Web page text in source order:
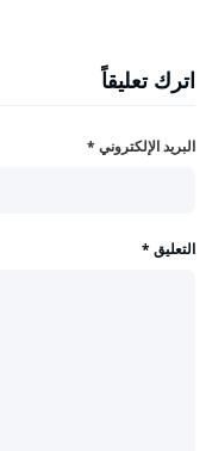
اترك تعليقاً
البريد الإلكتروني *
التعليق *